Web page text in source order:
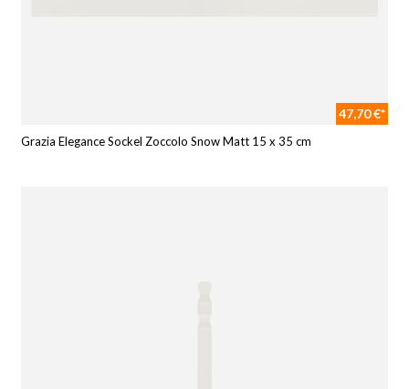
47,70 €*
Grazia Elegance Sockel Zoccolo Snow Matt 15 x 35 cm